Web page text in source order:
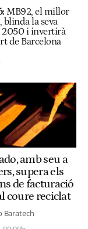
MB92, el millor
blinda la seva
2050 i invertirà
de Barcelona
amb seu a
supera els
de facturació
coure reciclat
Baratech